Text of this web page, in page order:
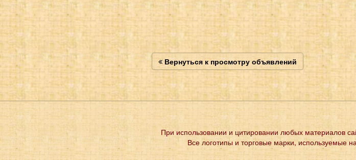
Вернуться к просмотру объявлений
При использовании и цитировании любых материалов
Все логотипы и торговые марки, используемые